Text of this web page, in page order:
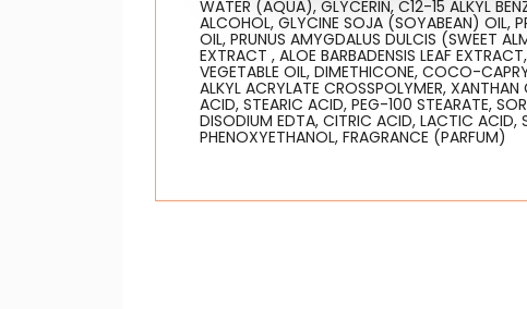
WATER (AQUA), GLYCERIN, C12-15 ALKYL
ALCOHOL, GLYCINE SOJA (SOYABEAN) OIL,
OIL, PRUNUS AMYGDALUS DULCIS (SWEET
EXTRACT , ALOE BARBADENSIS LEAF
VEGETABLE OIL, DIMETHICONE, COCO-
ALKYL ACRYLATE CROSSPOLYMER,
ACID, STEARIC ACID, PEG-100 STEARATE,
DISODIUM EDTA, CITRIC ACID, LACTIC ACID,
PHENOXYETHANOL, FRAGRANCE (PARFUM)